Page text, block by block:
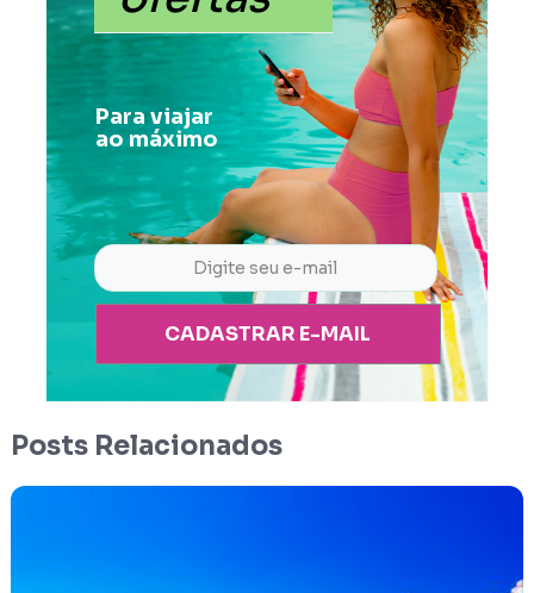
Para viajar
ao máximo
CADASTRAR E-MAIL
Posts Relacionados